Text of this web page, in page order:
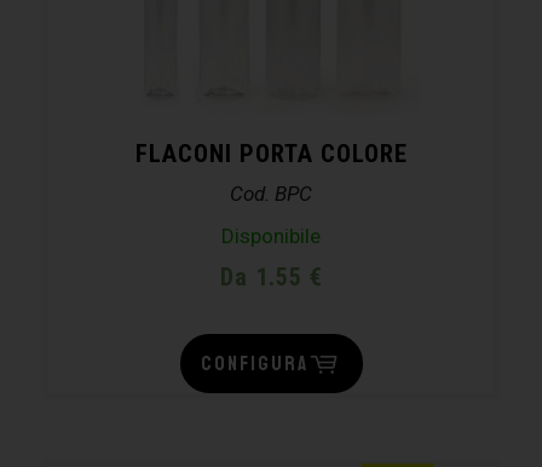
FLACONI PORTA COLORE
Cod. BPC
Disponibile
Da 1.55 €
CONFIGURA